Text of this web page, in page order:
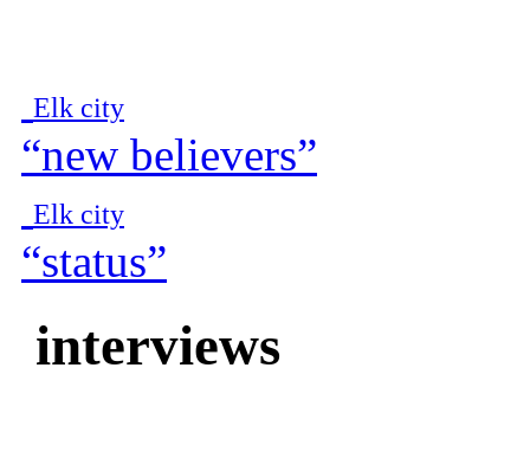
Elk city
“new believers”
Elk city
“status”
interviews